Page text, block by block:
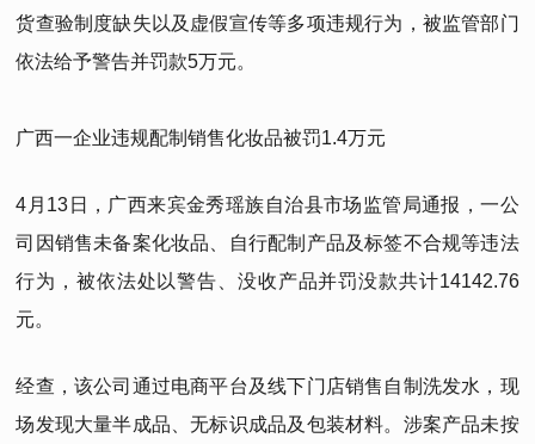
货查验制度缺失以及虚假宣传等多项违规行为，被监管部门
依法给予警告并罚款5万元。
广西一企业违规配制销售化妆品被罚1.4万元
4月13日，广西来宾金秀瑶族自治县市场监管局通报，一公
司因销售未备案化妆品、自行配制产品及标签不合规等违法
行为，被依法处以警告、没收产品并罚没款共计14142.76
元。
经查，该公司通过电商平台及线下门店销售自制洗发水，现
场发现大量半成品、无标识成品及包装材料。涉案产品未按